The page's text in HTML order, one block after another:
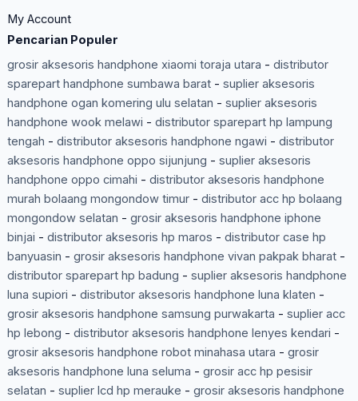
My Account
Pencarian Populer
grosir aksesoris handphone xiaomi toraja utara - distributor
sparepart handphone sumbawa barat- suplier aksesoris
handphone ogan komering ulu selatan - suplier aksesoris
handphone wook melawi - distributor sparepart hp lampung
tengah - distributor aksesoris handphone ngawi - distributor
aksesoris handphone oppo sijunjung - suplier aksesoris
handphone oppo cimahi - distributor aksesoris handphone
murah bolaang mongondow timur- distributor acc hp bolaang
mongondow selatan - grosir aksesoris handphone iphone
binjai - distributor aksesoris hp maros - distributor case hp
banyuasin - grosir aksesoris handphone vivan pakpak bharat-
distributor sparepart hp badung - suplier aksesoris handphone
luna supiori - distributor aksesoris handphone luna klaten -
grosir aksesoris handphone samsung purwakarta - suplier acc
hp lebong - distributor aksesoris handphone lenyes kendari -
grosir aksesoris handphone robot minahasa utara - grosir
aksesoris handphone luna seluma - grosir acc hp pesisir
selatan - suplier lcd hp merauke - grosir aksesoris handphone